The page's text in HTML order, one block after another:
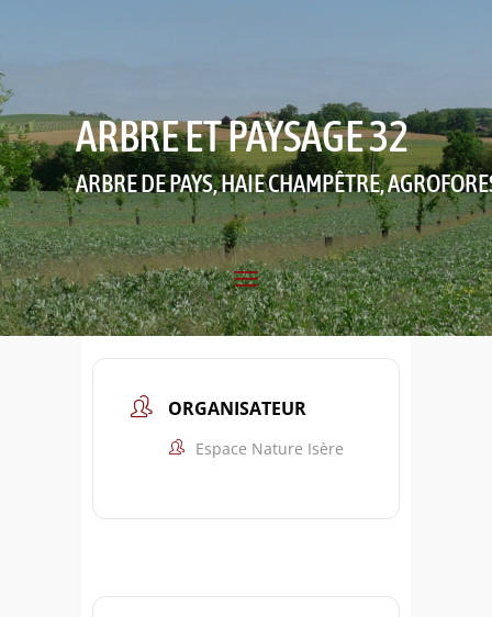
ARBRE ET PAYSAGE 32
ARBRE DE PAYS, HAIE CHAMPÊTRE,
ORGANISATEUR
Espace Nature Isère